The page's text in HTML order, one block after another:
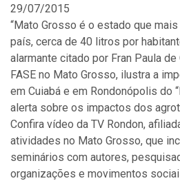
29/07/2015
“Mato Grosso é o estado que
país, cerca de 40 litros por
alarmante citado por Fran Paula
FASE no Mato Grosso, ilustra a
em Cuiabá e em Rondonópolis do
alerta sobre os impactos dos
Confira vídeo da TV Rondon,
atividades no Mato Grosso, que
seminários com autores,
organizações e movimentos